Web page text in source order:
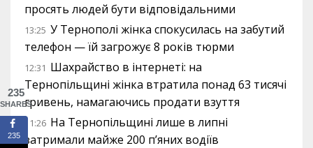
просять людей бути відповідальними
13:25 У Тернополі жінка спокусилась на забутий
телефон — їй загрожує 8 років тюрми
12:31 Шахрайство в інтернеті: на
Тернопільщині жінка втратила понад 63 тисячі
гривень, намагаючись продати взуття
11:26 На Тернопільщині лише в липні
затримали майже 200 п’яних водіїв
235
SHARES
235